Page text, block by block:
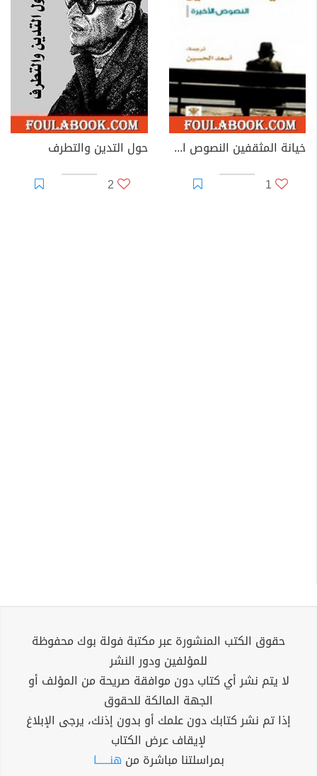
خيانة المثقفين النصوص الأخيرة
1
حول التدين والتطرف
2
حقوق الكتب المنشورة عبر مكتبة فولة بوك محفوظة
للمؤلفين ودور النشر
لا يتم نشر أي كتاب دون موافقة صريحة من المؤلف أو
الجهة المالكة للحقوق
إذا تم نشر كتابك دون علمك أو بدون إذنك، يرجى الإبلاغ
لإيقاف عرض الكتاب
بمراسلتنا مباشرة من هنــــــا